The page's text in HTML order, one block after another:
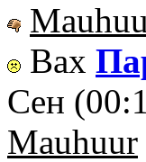
Вах
Сен
Mauhuur